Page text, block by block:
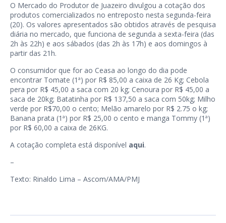
O Mercado do Produtor de Juazeiro divulgou a cotação dos
produtos comercializados no entreposto nesta segunda-feira
(20). Os valores apresentados são obtidos através de pesquisa
diária no mercado, que funciona de segunda a sexta-feira (das
2h às 22h) e aos sábados (das 2h às 17h) e aos domingos à
partir das 21h.
O consumidor que for ao Ceasa ao longo do dia pode
encontrar Tomate (1ª) por R$ 85,00 a caixa de 26 Kg; Cebola
pera por R$ 45,00 a saca com 20 kg; Cenoura por R$ 45,00 a
saca de 20kg; Batatinha por R$ 137,50 a saca com 50kg; Milho
verde por R$70,00 o cento; Melão amarelo por R$ 2.75 o kg;
Banana prata (1ª) por R$ 25,00 o cento e manga Tommy (1ª)
por R$ 60,00 a caixa de 26KG.
A cotação completa está disponível aqui.
–
Texto: Rinaldo Lima – Ascom/AMA/PMJ